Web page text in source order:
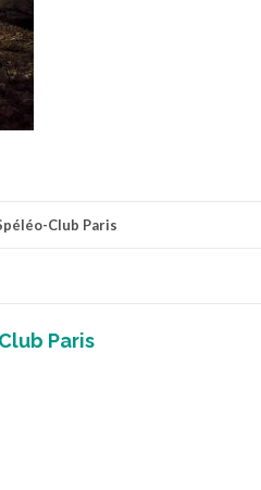
Club Paris
Paris